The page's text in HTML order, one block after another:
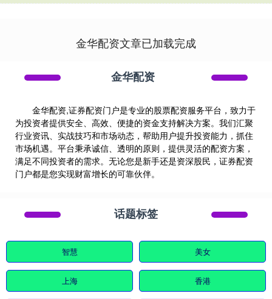
金华配资文章已加载完成
金华配资
金华配资,证券配资门户是专业的股票配资服务平台，致力于
为投资者提供安全、高效、便捷的资金支持解决方案。我们汇聚
行业资讯、实战技巧和市场动态，帮助用户提升投资能力，抓住
市场机遇。平台秉承诚信、透明的原则，提供灵活的配资方案，
满足不同投资者的需求。无论您是新手还是资深股民，证券配资
门户都是您实现财富增长的可靠伙伴。
话题标签
智慧 美女
上海 香港